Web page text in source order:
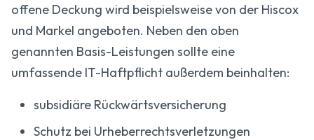
offene Deckung wird beispielsweise von der Hiscox
und Markel angeboten. Neben den oben
genannten Basis-Leistungen sollte eine
umfassende IT-Haftpflicht außerdem beinhalten:
subsidiäre Rückwärts­versicherung
Schutz bei Urheberrechts­verletzungen